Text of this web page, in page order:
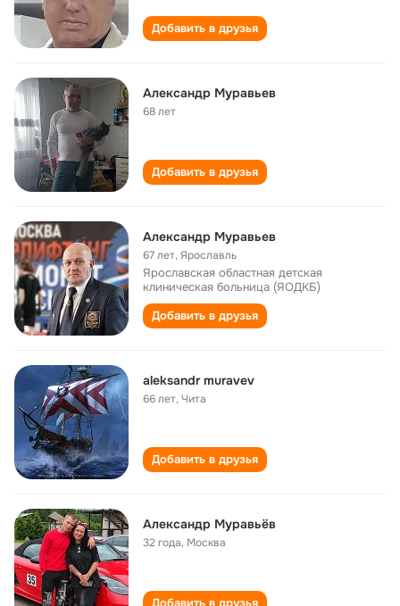
Добавить в друзья
Александр Муравьев
68 лет
Добавить в друзья
Александр Муравьев
67 лет,Ярославль
Ярославская областная детская
клиническая больница (ЯОДКБ)
Добавить в друзья
aleksandr muravev
66 лет,Чита
Добавить в друзья
Александр Муравьёв
32 года, Москва
Добавить в друзья